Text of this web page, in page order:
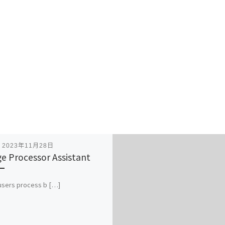
2023年11月28日
Processor Assistant
process b […]